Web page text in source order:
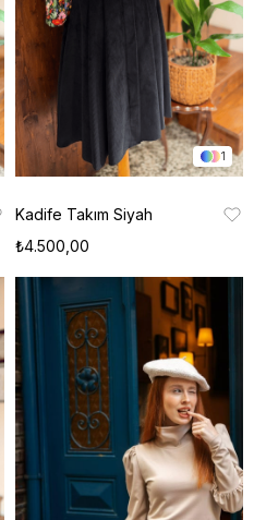
1
Kadife Takım Siyah
₺4.500,00